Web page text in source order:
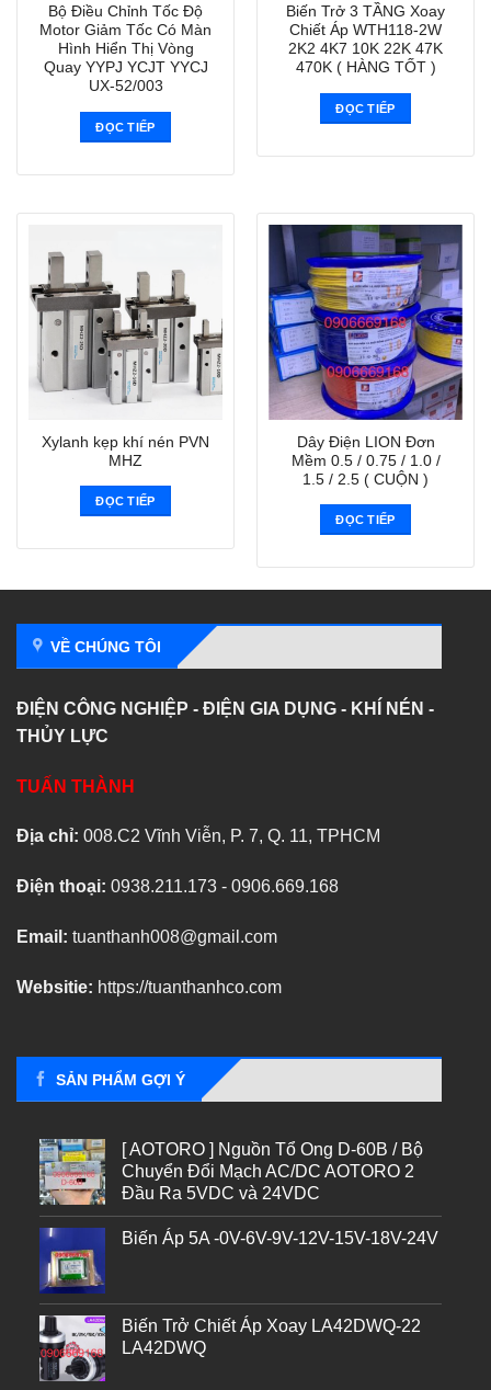
Bộ Điều Chỉnh Tốc Độ
Motor Giảm Tốc Có Màn
Hình Hiển Thị Vòng
Quay YYPJ YCJT YYCJ
UX-52/003
ĐỌC TIẾP
Biến Trở 3 TẦNG Xoay
Chiết Áp WTH118-2W
2K2 4K7 10K 22K 47K
470K ( HÀNG TỐT )
ĐỌC TIẾP
Xylanh kẹp khí nén PVN
MHZ
ĐỌC TIẾP
Dây Điện LION Đơn
Mềm 0.5 / 0.75 / 1.0 /
1.5 / 2.5 ( CUỘN )
ĐỌC TIẾP
VỀ CHÚNG TÔI
ĐIỆN CÔNG NGHIỆP - ĐIỆN GIA DỤNG - KHÍ NÉN -
THỦY LỰC
TUẤN THÀNH
Địa chỉ: 008.C2 Vĩnh Viễn, P. 7, Q. 11, TPHCM
Điện thoại: 0938.211.173 - 0906.669.168
Email: tuanthanh008@gmail.com
Websitie: https://tuanthanhco.com
SẢN PHẨM GỢI Ý
[ AOTORO ] Nguồn Tổ Ong D-60B / Bộ
Chuyển Đổi Mạch AC/DC AOTORO 2
Đầu Ra 5VDC và 24VDC
Biến Áp 5A -0V-6V-9V-12V-15V-18V-24V
Biến Trở Chiết Áp Xoay LA42DWQ-22
LA42DWQ